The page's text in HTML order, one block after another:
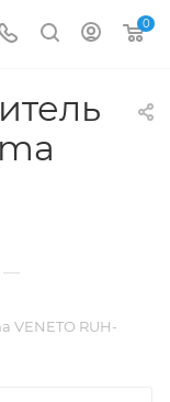
0
—
VENETO RUH-